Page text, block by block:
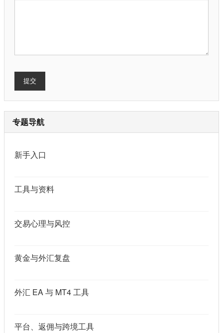
提交
专题导航
新手入口
工具与资料
交易心理与风控
黄金与外汇复盘
外汇 EA 与 MT4 工具
平台、返佣与跨境工具